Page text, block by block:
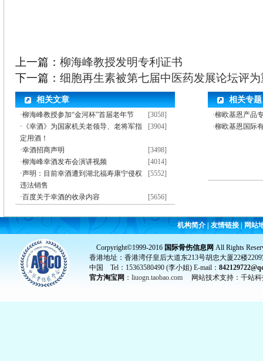
上一篇： 柳海峰教授发明专利证书
下一篇： 细胞再生素被第七届中医药发展论坛评
相关文章
[3058]
·柳海峰教授参加“金河杯”首届老年节
[3904]
· 《幸酒》为国家机关老领导、老将军指
定用酒！
[3498]
·幸酒招商声明
[4014]
·柳海峰幸酒发布会演讲视频
[5552]
·声明：目前幸酒遭到湖北福寿康宁侵权
违法销售
[5656]
·百度关于幸酒的收录内容
相关专题
·柳欧基恩产品
·柳欧基恩国际
机构简介|友情链接|网站
Corpyright©1999-2016 国际骨伤信息网 All Rights
香港地址：香港湾仔皇后大道东213号胡忠大厦22楼
中国 Tel：15363580490 (李小姐) E-mail：
官方淘宝网 ： liuogn.taobao.com 网站技术支持：千站科